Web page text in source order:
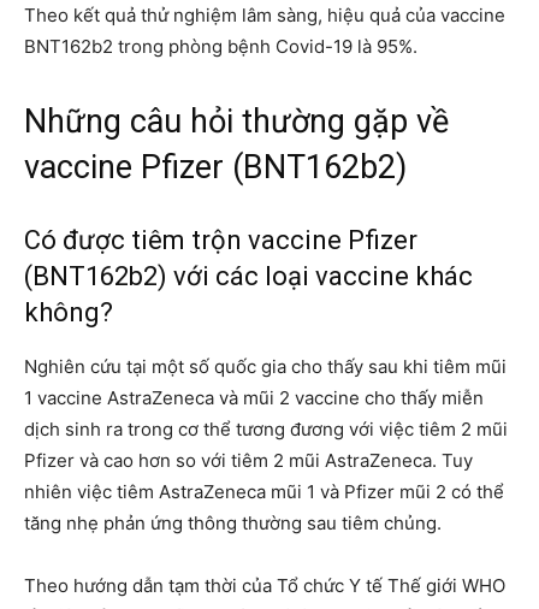
Theo kết quả thử nghiệm lâm sàng, hiệu quả của vaccine
BNT162b2 trong phòng bệnh Covid-19 là 95%.
Những câu hỏi thường gặp về
vaccine Pfizer (BNT162b2)
Có được tiêm trộn vaccine Pfizer
(BNT162b2) với các loại vaccine khác
không?
Nghiên cứu tại một số quốc gia cho thấy sau khi tiêm mũi
1 vaccine AstraZeneca và mũi 2 vaccine cho thấy miễn
dịch sinh ra trong cơ thể tương đương với việc tiêm 2 mũi
Pfizer và cao hơn so với tiêm 2 mũi AstraZeneca. Tuy
nhiên việc tiêm AstraZeneca mũi 1 và Pfizer mũi 2 có thể
tăng nhẹ phản ứng thông thường sau tiêm chủng.
Theo hướng dẫn tạm thời của Tổ chức Y tế Thế giới WHO